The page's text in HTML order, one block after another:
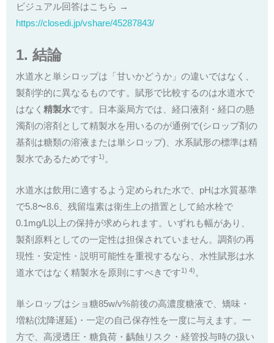
ビジュアル回答はこちら →
https://closedi.jp/vshare/45287843/
1. 結論
水道水と単シロップは「甘いかどうか」の違いではなく、
製剤学的に異なるものです。賦形で比較するのは水道水で
はなく 精製水です。日本薬局方では、経口液剤・経口の懸
濁剤の溶剤として精製水を用いるのが通例で(シロップ剤の
基剤は糖類の溶液または単シロップ)、水系賦形の標準は精
製水であるためです1) 。
水道水は飲用に適するよう定められた水で、pHは水質基準
で5.8〜8.6、残留塩素は衛生上の措置として給水栓で
0.1mg/L以上の保持が求められます。いずれも幅があり、
製剤原料としての一定性は担保されていません。調剤の再
現性・安定性・説明可能性を重視するなら、水性賦形は水
道水ではなく精製水を原則にすべきです1) 4) 。
単シロップはショ糖85w/v%前後の高濃度糖液で、矯味・
増粘(沈降遅延)・一定の自己保存性を一度に与えます。一
方で、高浸透圧・糖負荷・齲蝕リスク・経管投与時の扱い